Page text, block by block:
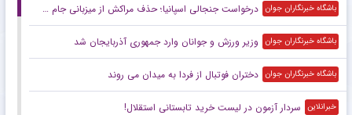
باشگاه خبرنگاران جوان درخواست جنجالی اسپانیا؛ حذف مراکش از میزبانی جام جهانی ۲۰۳۰ کلید خورد
باشگاه خبرنگاران جوان وزیر ورزش و جوانان وارد جمهوری آذربایجان شد
باشگاه خبرنگاران جوان دختران فوتبال از فردا به میدان می روند
خبرانلاین سردار آزمون در لیست خرید تابستانی استقلال!